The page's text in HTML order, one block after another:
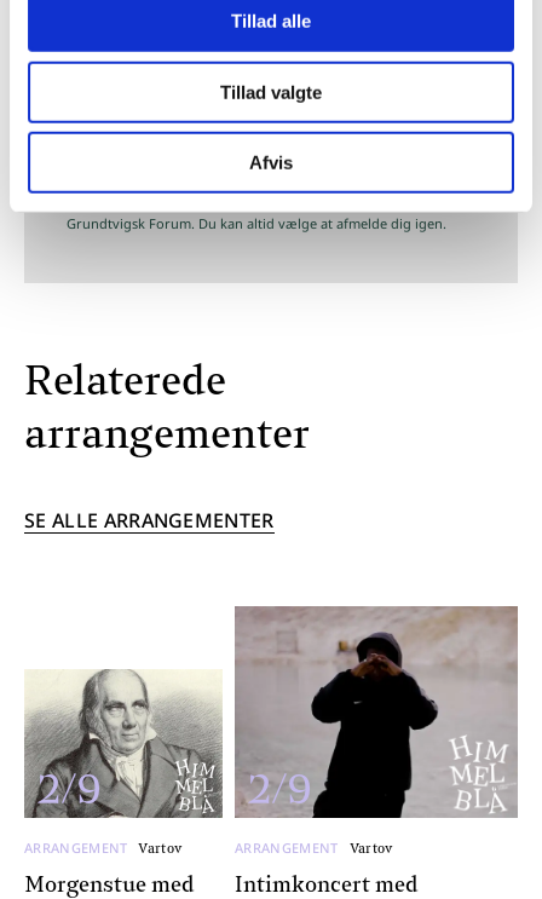
Tillad alle
Tillad valgte
Afvis
om foreningen, og være en del af
tilsendt direkte til din indbakke.
Klik 'tilmeld' for at modtage lejlighedsvise e-mails fra
Grundtvigsk Forum. Du kan altid vælge at afmelde dig igen.
Relaterede
arrangementer
SE ALLE ARRANGEMENTER
2/9
ARRANGEMENT Vartov
Morgenstue med
2/9
ARRANGEMENT Vartov
Intimkoncert med